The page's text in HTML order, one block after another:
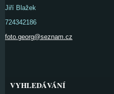
Jiří Blažek
724342186
foto.georg@seznam.cz
VYHLEDÁVÁNÍ